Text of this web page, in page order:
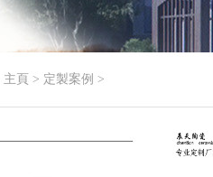
主頁 > 定製案例 >